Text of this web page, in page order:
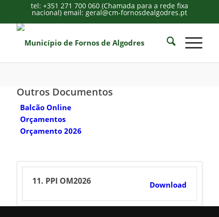
tel: +351 271 700 060 (Chamada para a rede fixa
nacional) email: geral@cm-fornosdealgodres.pt
Outros Documentos
Balcão Online
Orçamentos
Orçamento 2026
11. PPI OM2026 Download